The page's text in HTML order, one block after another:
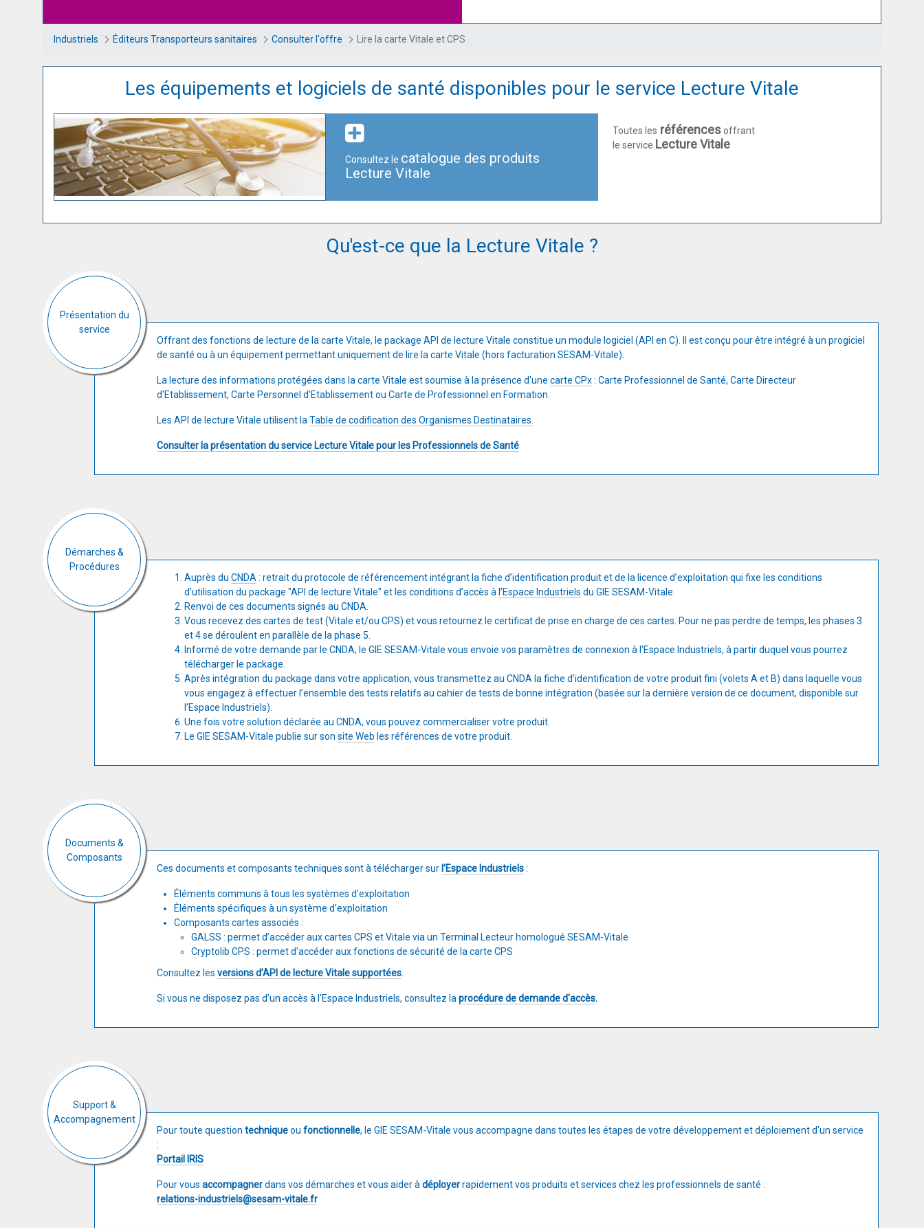
Industriels Éditeurs Transporteurs sanitaires Consulter l'offre Lire la carte Vitale et CPS
Les équipements et logiciels de santé disponibles pour le service Lecture Vitale
Consultez le catalogue des produits
Lecture Vitale
Toutes les référencesoffrant
le service Lecture Vitale
Qu'est-ce que la Lecture Vitale ?
Présentation du
service
Offrant des fonctions de lecture de la carte Vitale, le package API de lecture Vitale constitue un module logiciel (API en C). Il est conçu pour être intégré à un progiciel
de santé ou à un équipement permettant uniquement de lire la carte Vitale (hors facturation SESAM-Vitale).
La lecture des informations protégées dans la carte Vitale est soumise à la présence d'une carte CPx: Carte Professionnel de Santé, Carte Directeur
d'Etablissement, Carte Personnel d'Etablissement ou Carte de Professionnel en Formation.
Les API de lecture Vitale utilisent la Table de codification des Organismes Destinataires.
Consulter la présentation du service Lecture Vitale pour les Professionnels de Santé
Démarches &
Procédures
Auprès du CNDA : retrait du protocole de référencement intégrant la fiche d’identification produit et de la licence d’exploitation qui fixe les conditions
d’utilisation du package "API de lecture Vitale" et les conditions d’accès à l’Espace Industriels du GIE SESAM-Vitale.
Renvoi de ces documents signés au CNDA.
Vous recevez des cartes de test (Vitale et/ou CPS) et vous retournez le certificat de prise en charge de ces cartes. Pour ne pas perdre de temps, les phases 3
et 4 se déroulent en parallèle de la phase 5.
Informé de votre demande par le CNDA, le GIE SESAM-Vitale vous envoie vos paramètres de connexion à l’Espace Industriels, à partir duquel vous pourrez
télécharger le package.
Après intégration du package dans votre application, vous transmettez au CNDA la fiche d’identification de votre produit fini (volets A et B) dans laquelle vous
vous engagez à effectuer l’ensemble des tests relatifs au cahier de tests de bonne intégration (basée sur la dernière version de ce document, disponible sur
l’Espace Industriels).
Une fois votre solution déclarée au CNDA, vous pouvez commercialiser votre produit.
Le GIE SESAM-Vitale publie sur son site Web les références de votre produit.
Documents &
Composants
Ces documents et composants techniques sont à télécharger sur l’Espace Industriels:
Éléments communs à tous les systèmes d’exploitation
Éléments spécifiques à un système d’exploitation
Composants cartes associés :
GALSS : permet d’accéder aux cartes CPS et Vitale via un Terminal Lecteur homologué SESAM-Vitale
Cryptolib CPS : permet d'accéder aux fonctions de sécurité de la carte CPS
Consultez les versions d’API de lecture Vitale supportées
Si vous ne disposez pas d’un accès à l'Espace Industriels, consultez la procédure de demande d'accès.
Support &
Accompagnement
Pour toute question techniqueou fonctionnelle, le GIE SESAM-Vitale vous accompagne dans toutes les étapes de votre développement et déploiement d'un service
:
Portail IRIS
Pour vous accompagnerdans vos démarches et vous aider à déployerrapidement vos produits et services chez les professionnels de santé :
relations-industriels@sesam-vitale.fr